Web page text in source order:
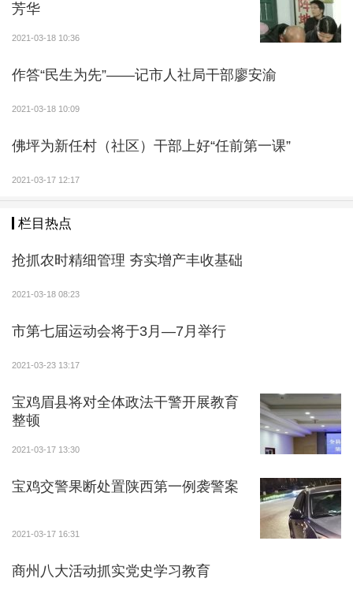
慈善协会联合县级多个部门、社区组织开展春节送温暖
活动，走访慰问城乡低保户、困难户和企业困难职工，
他们度过一个欢乐祥和的春节。
接续帮扶固成果。广大帮扶干部坚持“四个不摘”，
积极宣传党的十九届五中全会精神和中央农村工作会议
帮扶计划。大家结合村情实际，帮助做好村级换届、疫
情防控、消费扶贫、村庄环境卫生整治等当前重点工
作。县委党校结合“回村回访”活动积极宣讲全会精神，
积极投入到曹塬村村庄环境卫生大提升行动中。县农业
实用技术培训中心根据当前疫情防控需要，为高村送去
工程存在局部配水管网、水源受冻的情况，全力保障群
众正常饮水，积极组织维修恢复正常供水，保障群众饮
用电用水及取暖等情况，倾听群众诉求，排查存在问
题，积极协调解决群众生活中的具体困难，与建档立卡
户共商脱贫后的发展措施，让群众感受到党和政府的温
理顺思路谋振兴。在“回村回访”中，大家结合中
央、省市县会议精神，通过“细说变化颂党恩”等活动，
进一步坚定了推动村庄大发展的信心和决心。大家踊跃
芳华
2021-03-18 10:36
作答“民生为先”——记市人社局干部廖安渝
2021-03-18 10:09
佛坪为新任村（社区）干部上好“任前第一课”
2021-03-17 12:17
栏目热点
抢抓农时精细管理 夯实增产丰收基础
2021-03-18 08:23
市第七届运动会将于3月—7月举行
2021-03-23 13:17
宝鸡眉县将对全体政法干警开展教育
整顿
2021-03-17 13:30
宝鸡交警果断处置陕西第一例袭警案
2021-03-17 16:31
商州八大活动抓实党史学习教育